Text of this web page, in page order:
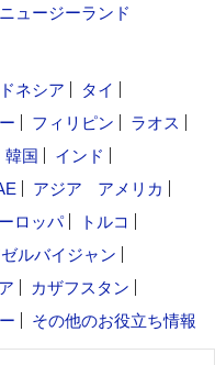
ニュージーランド
ネシア
タイ
フィリピン
ラオス
韓国
インド
アジア
アメリカ
ロッパ
トルコ
ルバイジャン
カザフスタン
その他のお役立ち情報